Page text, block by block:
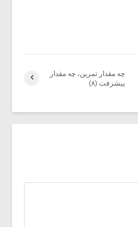
چه مقدار تمرین، چه مقدار
پیشرفت (۸)